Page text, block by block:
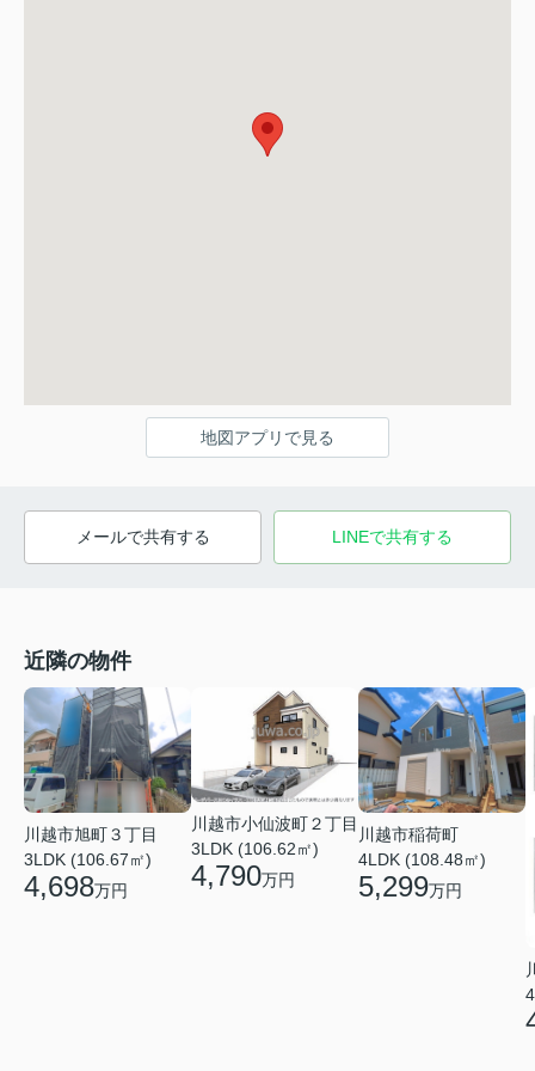
地図アプリで見る
メールで共有する LINEで共有する
近隣の物件
川越市旭町３丁目
3LDK (106.67㎡)
4,698万円
川越市小仙波町２丁目
3LDK (106.62㎡)
4,790万円
川越市稲荷町
4LDK (108.48㎡)
5,299万円